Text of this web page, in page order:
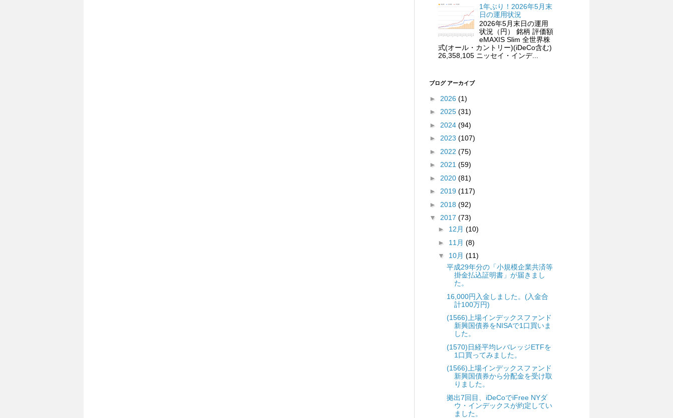
1年ぶり！2026年5月末
日の運用状況
2026年5月末日の運用
状況（円） 銘柄 評価額
eMAXIS Slim 全世界株
式(オール・カントリー)(iDeCo含む)
26,358,105 ニッセイ・インデ...
ブログ アーカイブ
► 2026 (1)
► 2025 (31)
► 2024 (94)
► 2023 (107)
► 2022 (75)
► 2021 (59)
► 2020 (81)
► 2019 (117)
► 2018 (92)
▼ 2017 (73)
► 12月 (10)
► 11月 (8)
▼ 10月 (11)
平成29年分の「小規模企業共済等
掛金払込証明書」が届きまし
た。
16,000円入金しました。(入金合
計100万円)
(1566)上場インデックスファンド
新興国債券をNISAで1口買いま
した。
(1570)日経平均レバレッジETFを
1口買ってみました。
(1566)上場インデックスファンド
新興国債券から分配金を受け取
りました。
拠出7回目、iDeCoでiFree NYダ
ウ・インデックスが約定してい
ました。